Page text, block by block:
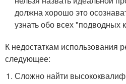
должна хорошо это
узнать обо всех "подводных
К недостаткам использования
следующее:
Сложно найти